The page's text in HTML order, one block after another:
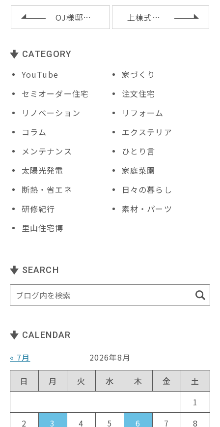
o
k OJ様邸完了検査 上棟式と地鎮祭
CATEGORY
YouTube
家づくり
セミオーダー住宅
注文住宅
リノベーション
リフォーム
コラム
エクステリア
メンテナンス
ひとり言
太陽光発電
家庭菜園
断熱・省エネ
日々の暮らし
研修紀行
素材・パーツ
里山住宅博
SEARCH
CALENDAR
« 7月
2026年8月
日
月 火 水 木 金
土
1
2
3 4 5 6 7
8